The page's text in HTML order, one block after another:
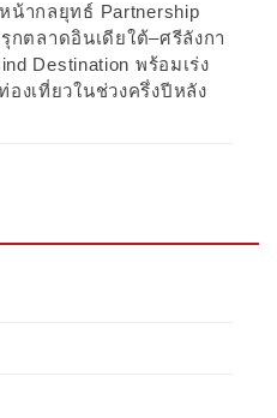
น้ากลยุทธ์ Partnership
กตลาดอินเดียใต้–ศรีลังกา
Destination พร้อมเร่ง
งเที่ยวในช่วงครึ่งปีหลัง